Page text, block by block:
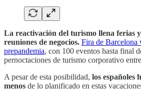
La reactivación del turismo llena ferias
reuniones de negocios. Fira de Barcelona
prepandemia, con 100 eventos hasta final
pernoctaciones de turismo corporativo
A pesar de esta posibilidad, los españoles
menos de lo planificado en estas